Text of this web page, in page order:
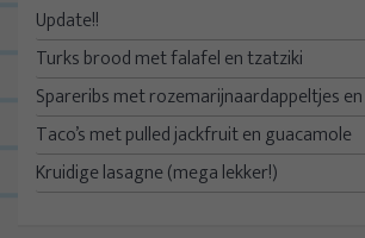
Update!!
Turks brood met falafel en tzatziki
Spareribs met rozemarijnaardappeltjes
Taco’s met pulled jackfruit en guacamole
Kruidige lasagne (mega lekker!)